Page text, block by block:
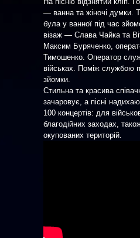
— ванна та жіночі думки.
була у ванної під час
візаж — Слава Чайка та
Максим Буряченко,
Тимошенко. Оператор
військах. Поміж службою
зйомки.
Стильна та красива
зачаровує, а пісні
100 концертів: для
благодійних заходах,
окупованих територій.